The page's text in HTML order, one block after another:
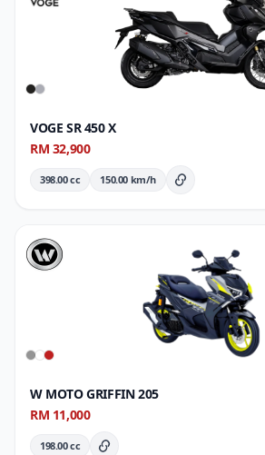
VOGE SR 450 X
RM 32,900
398.00 cc 150.00 km/h Butiran Penuh
W MOTO GRIFFIN 205
RM 11,000
198.00 cc